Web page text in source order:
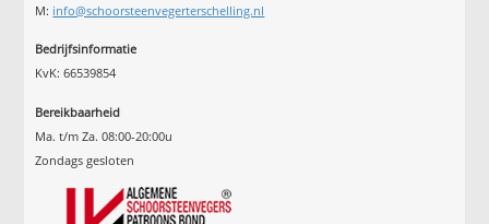
M: info@schoorsteenvegerterschelling.nl
Bedrijfsinformatie
KvK: 66539854
Bereikbaarheid
Ma. t/m Za. 08:00-20:00u
Zondags gesloten